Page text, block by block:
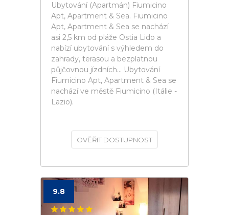
Ubytování (Apartmán) Fiumicino
Apt, Apartment & Sea. Fiumicino
Apt, Apartment & Sea se nachází
asi 2,5 km od pláže Ostia Lido a
nabízí ubytování s výhledem do
zahrady, terasou a bezplatnou
půjčovnou jízdních... Ubytování
Fiumicino Apt, Apartment & Sea se
nachází ve městě Fiumicino (Itálie -
Lazio).
OVĚŘIT DOSTUPNOST
9.8